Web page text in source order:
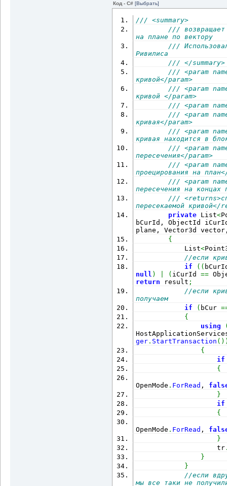
List<ObjectId
лупы
List<ObjectId
List<Point3d>(
штриховке проекцией
LoopCurve )
GetObject(id,
Curve)
пересечения
IntersectPoints(plId,
as Curve, plane,
разрезаем кривую,
разрезанную
AddRange (
(Point3dCollection
Point3dCollection( )
Point3d point
(DBObjectCollection
cur GetSplitCurves (
objects
Curve curve obj as
Код - C# [Выбрать]
/// <summary>
/// возвращает
на плане по вектору
///
Ривилиса
/// </summary>
/// <param
кривой</param>
/// <param
кривой </param>
/// <param
/// <param
кривая</param>
/// <param
кривая находится в
/// <param
пересечения</param>
/// <param
проецирования на
/// <param
пересечения на концах
///
пересекаемой кривой</
private List<
bCurId, ObjectId
plane, Vector3d
{
List<
//если
if
( (
null ) ( iCurId ==
return result ;
//если
получаем
if
( bCur
{
using
ger . StartTransaction ( )
{
if
{
OpenMode . ForRead ,
}
if
{
OpenMode . ForRead ,
}
tr
}
}
//если
мы все таки не